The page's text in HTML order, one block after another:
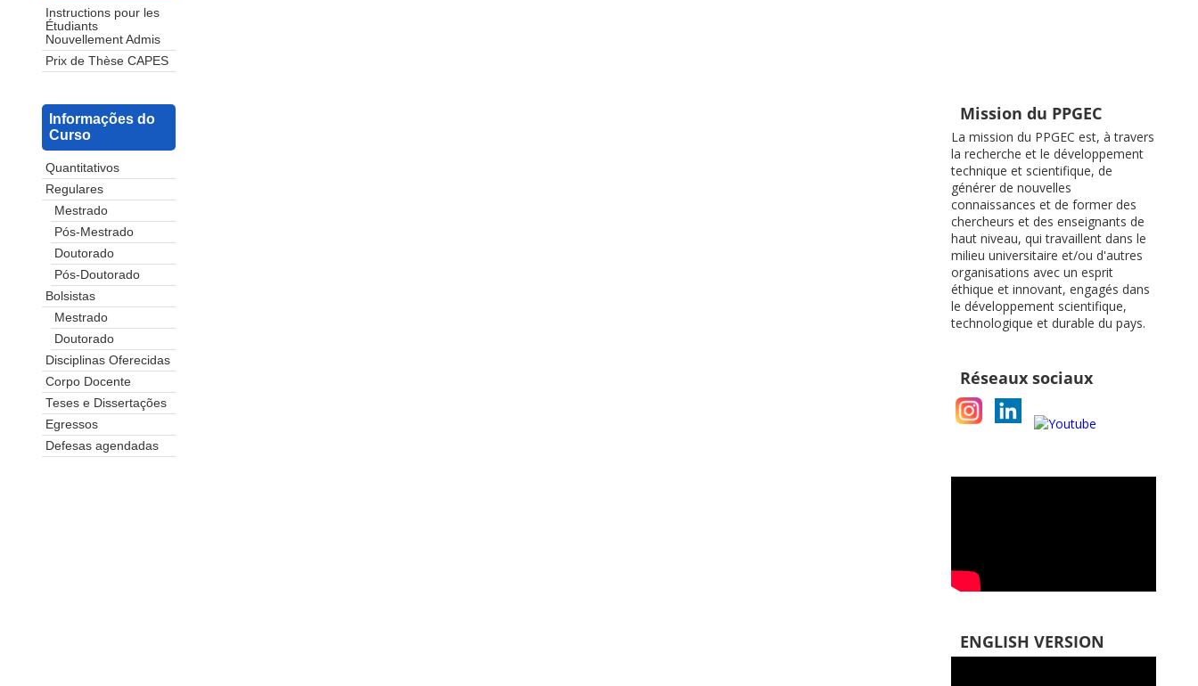
Instructions pour les
Étudiants
Nouvellement Admis
Prix de Thèse CAPES
Informações do
Curso
Quantitativos
Regulares
Mestrado
Pós-Mestrado
Doutorado
Pós-Doutorado
Bolsistas
Mestrado
Doutorado
Disciplinas Oferecidas
Corpo Docente
Teses e Dissertações
Egressos
Defesas agendadas
Mission du PPGEC
La mission du PPGEC est, à travers
la recherche et le développement
technique et scientifique, de
générer de nouvelles
connaissances et de former des
chercheurs et des enseignants de
haut niveau, qui travaillent dans le
milieu universitaire et/ou d'autres
organisations avec un esprit
éthique et innovant, engagés dans
le développement scientifique,
technologique et durable du pays.
Réseaux sociaux
ENGLISH VERSION